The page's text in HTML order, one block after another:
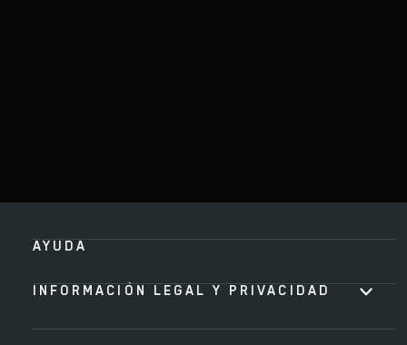
AYUDA
INFORMACIÓN LEGAL Y PRIVACIDAD